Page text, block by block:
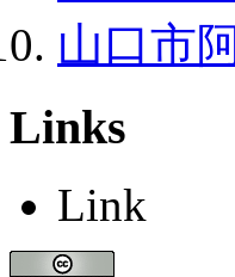
山口市
Links
Link